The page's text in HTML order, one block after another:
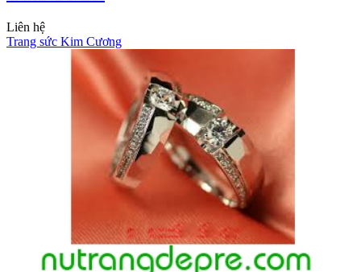
Liên hệ
Trang sức Kim Cương